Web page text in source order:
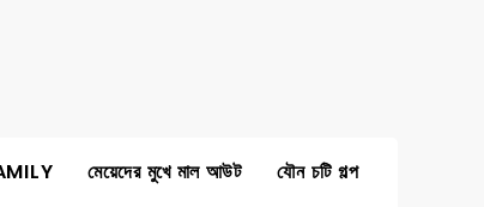
মেয়েদের মুখে মাল আউট যৌন চটি গল্প